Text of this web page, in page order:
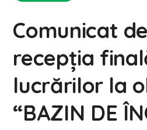
Comunicat
recepţia
lucrărilor la
“BAZIN DE